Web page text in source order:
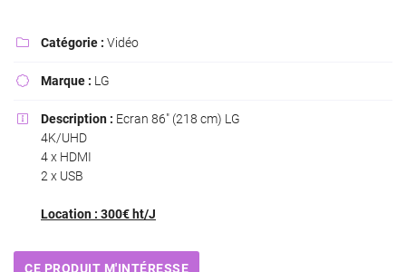
Adresse email de réception
 Catégorie : Vidéo
 Marque : LG
 Description : Ecran 86" (218 cm) LG
4K/UHD
4 x HDMI
2 x USB
Location : 300€ ht/J
CE PRODUIT M'INTÉRESSE